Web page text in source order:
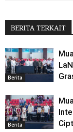
BERITA TERKAIT
Berita
Berita